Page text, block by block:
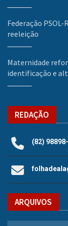
Federação
reeleição
Maternidade
identificação e
REDAÇÃO
(82)
ARQUIVOS